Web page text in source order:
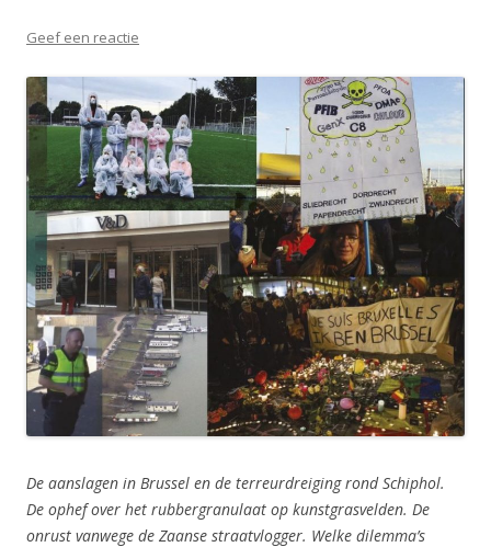
Geef een reactie
De aanslagen in Brussel en de terreurdreiging rond Schiphol.
De ophef over het rubbergranulaat op kunstgrasvelden. De
onrust vanwege de Zaanse straatvlogger. Welke dilemma’s